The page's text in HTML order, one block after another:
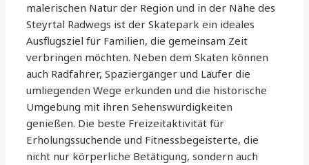
malerischen Natur der Region und in der Nähe des
Steyrtal Radwegs ist der Skatepark ein ideales
Ausflugsziel für Familien, die gemeinsam Zeit
verbringen möchten. Neben dem Skaten können
auch Radfahrer, Spaziergänger und Läufer die
umliegenden Wege erkunden und die historische
Umgebung mit ihren Sehenswürdigkeiten
genießen. Die beste Freizeitaktivität für
Erholungssuchende und Fitnessbegeisterte, die
nicht nur körperliche Betätigung, sondern auch